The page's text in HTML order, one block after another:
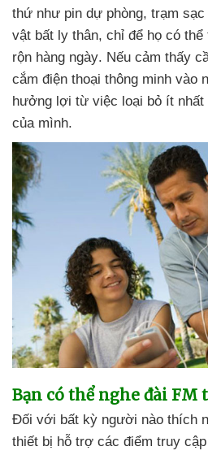
thứ như pin dự phòng, trạm sạc
vật bất ly thân, chỉ để họ có thể
rộn hàng ngày. Nếu cảm thấy
cắm điện thoại thông minh vào
hưởng lợi từ việc loại bỏ ít nhất
của mình.
Bạn có thể nghe đài FM
Đối với bất kỳ người nào thích
thiết bị hỗ trợ các điểm truy